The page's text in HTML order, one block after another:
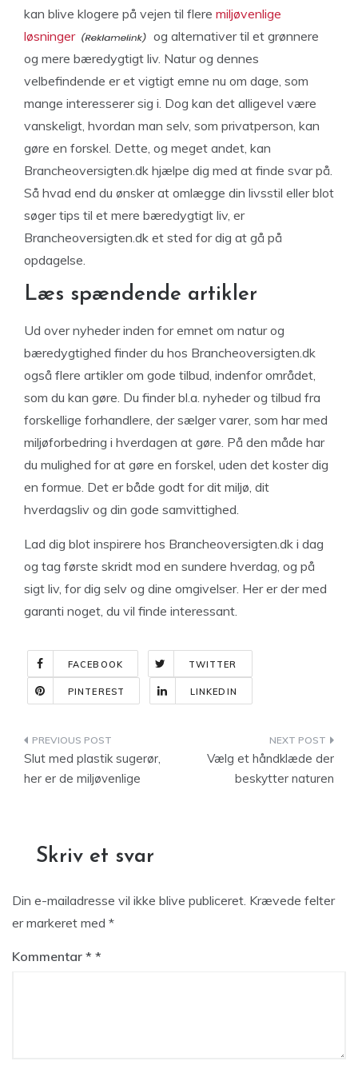
kan blive klogere på vejen til flere miljøvenlige
løsninger
og alternativer til et grønnere
og mere bæredygtigt liv. Natur og dennes
velbefindende er et vigtigt emne nu om dage, som
mange interesserer sig i. Dog kan det alligevel være
vanskeligt, hvordan man selv, som privatperson, kan
gøre en forskel. Dette, og meget andet, kan
Brancheoversigten.dk hjælpe dig med at finde svar på.
Så hvad end du ønsker at omlægge din livsstil eller blot
søger tips til et mere bæredygtigt liv, er
Brancheoversigten.dk et sted for dig at gå på
opdagelse.
Læs spændende artikler
Ud over nyheder inden for emnet om natur og
bæredygtighed finder du hos Brancheoversigten.dk
også flere artikler om gode tilbud, indenfor området,
som du kan gøre. Du finder bl.a. nyheder og tilbud fra
forskellige forhandlere, der sælger varer, som har med
miljøforbedring i hverdagen at gøre. På den måde har
du mulighed for at gøre en forskel, uden det koster dig
en formue. Det er både godt for dit miljø, dit
hverdagsliv og din gode samvittighed.
Lad dig blot inspirere hos Brancheoversigten.dk i dag
og tag første skridt mod en sundere hverdag, og på
sigt liv, for dig selv og dine omgivelser. Her er der med
garanti noget, du vil finde interessant.
FACEBOOK TWITTER
PINTEREST LINKEDIN
Indlægsnavigation
Slut med plastik sugerør,
her er de miljøvenlige
Vælg et håndklæde der
beskytter naturen
Skriv et svar
Din e-mailadresse vil ikke blive publiceret. Krævede felter
er markeret med *
Kommentar *